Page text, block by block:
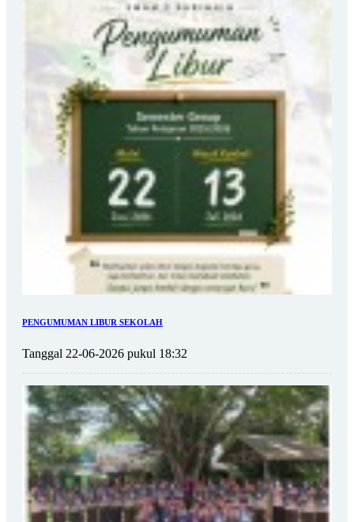
PENGUMUMAN LIBUR SEKOLAH
Tanggal 22-06-2026 pukul 18:32